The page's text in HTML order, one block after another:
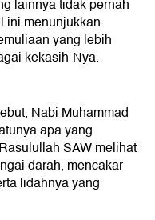
lainnya tidak pernah
ini menunjukkan
yang lebih
kekasih-Nya.
Nabi Muhammad
apa yang
SAW melihat
darah, mencakar
lidahnya yang